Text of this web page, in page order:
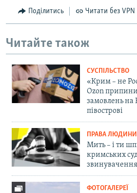
Поділитись Читати без VPN
Читайте також
СУСПІЛЬСТВО
«Крим – не
Ozon
замовлень
півострові
ПРАВА ЛЮДИНИ
Мить – і ти
кримських
ФОТОГАЛЕРЕЇ